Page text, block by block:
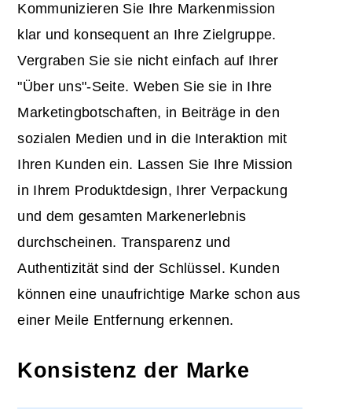
Kommunizieren Sie Ihre Markenmission
klar und konsequent an Ihre Zielgruppe.
Vergraben Sie sie nicht einfach auf Ihrer
"Über uns"-Seite. Weben Sie sie in Ihre
Marketingbotschaften, in Beiträge in den
sozialen Medien und in die Interaktion mit
Ihren Kunden ein. Lassen Sie Ihre Mission
in Ihrem Produktdesign, Ihrer Verpackung
und dem gesamten Markenerlebnis
durchscheinen. Transparenz und
Authentizität sind der Schlüssel. Kunden
können eine unaufrichtige Marke schon aus
einer Meile Entfernung erkennen.
Konsistenz der Marke